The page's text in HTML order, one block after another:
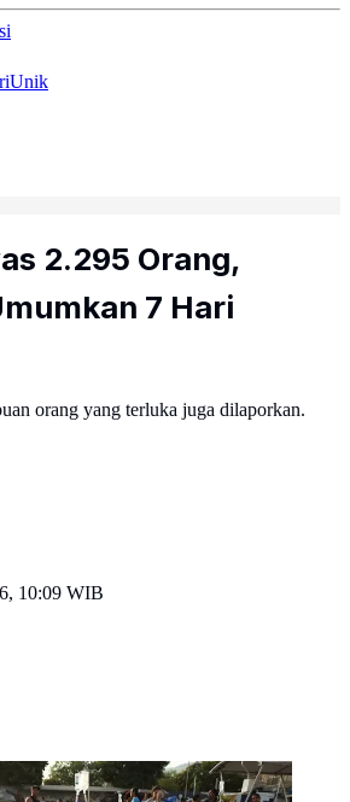
Unik
2.295 Orang,
7 Hari
orang yang terluka juga dilaporkan.
10:09 WIB